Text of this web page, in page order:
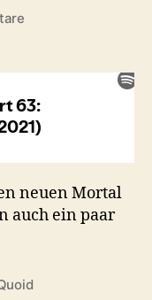
zu
Kombat
neuen Mortal
auch ein paar